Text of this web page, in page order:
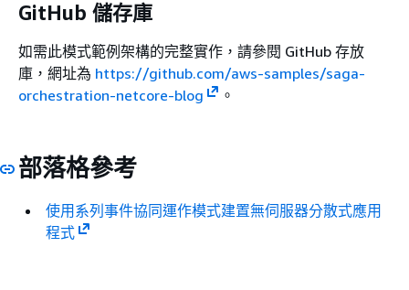
GitHub 儲存庫
如需此模式範例架構的完整實作，請參閱 GitHub 存放
庫，網址為 https://github.com/aws-samples/saga-
orchestration-netcore-blog
。
部落格參考
使用系列事件協同運作模式建置無伺服器分散式應用
程式